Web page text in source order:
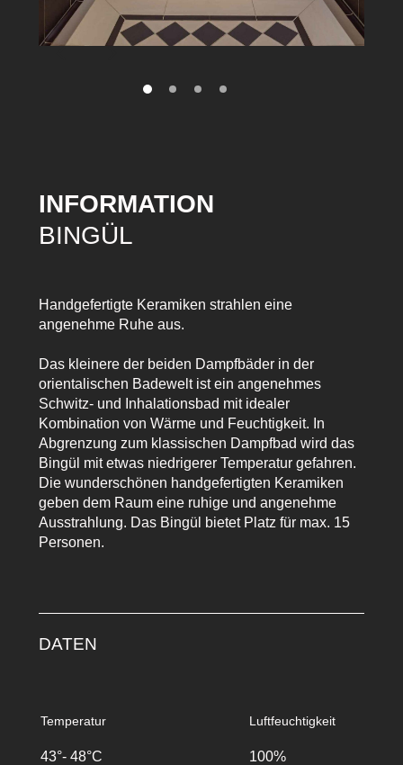
INFORMATION
BINGÜL
Handgefertigte Keramiken strahlen eine
angenehme Ruhe aus.
Das kleinere der beiden Dampfbäder in der
orientalischen Badewelt ist ein angenehmes
Schwitz- und Inhalationsbad mit idealer
Kombination von Wärme und Feuchtigkeit. In
Abgrenzung zum klassischen Dampfbad wird das
Bingül mit etwas niedrigerer Temperatur gefahren.
Die wunderschönen handgefertigten Keramiken
geben dem Raum eine ruhige und angenehme
Ausstrahlung. Das Bingül bietet Platz für max. 15
Personen.
DATEN
Temperatur Luftfeuchtigkeit
43°- 48°C 100%